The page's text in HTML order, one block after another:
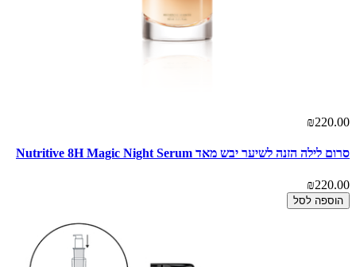
₪220.00
סרום לילה הזנה לשיער יבש מאד Nutritive 8H Magic Night Serum
₪220.00
הוספה לסל